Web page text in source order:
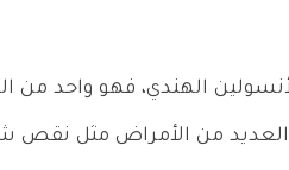
الهندي، فهو واحد من
من الأمراض مثل نقص